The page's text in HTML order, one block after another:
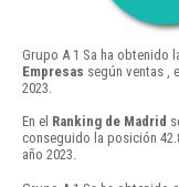
Grupo A 1 Sa ha obtenido
Empresas según ventas ,
2023.
En el Ranking de Madrid
conseguido la posición
año 2023.